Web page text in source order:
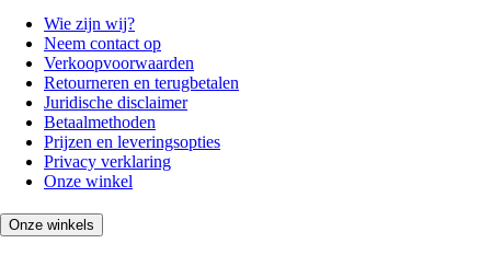
Wie zijn wij?
Neem contact op
Verkoopvoorwaarden
Retourneren en terugbetalen
Juridische disclaimer
Betaalmethoden
Prijzen en leveringsopties
Privacy verklaring
Onze winkel
Onze winkels